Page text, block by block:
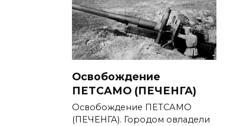
Освобождение
ПЕТСАМО (ПЕЧЕНГА)
Освобождение ПЕТСАМО
(ПЕЧЕНГА). Городом овладели